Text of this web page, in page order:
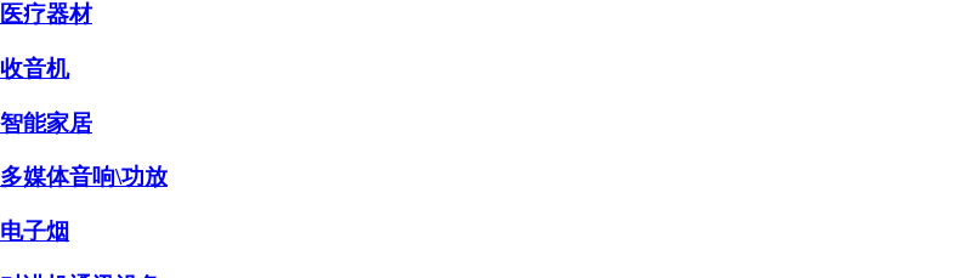
医疗器材
收音机
智能家居
多媒体音响\功放
电子烟